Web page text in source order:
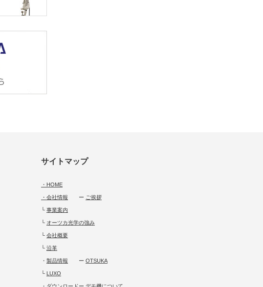
サイトマップ
・HOME
・会社情報 ー ご挨拶
└ 事業案内
└ オーツカ光学の強み
└ 会社概要
└ 沿革
・ 製品情報 ー OTSUKA
└ LUXO